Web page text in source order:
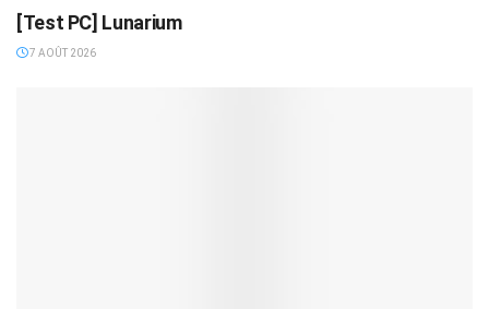
[Test PC] Lunarium
7 AOÛT 2026